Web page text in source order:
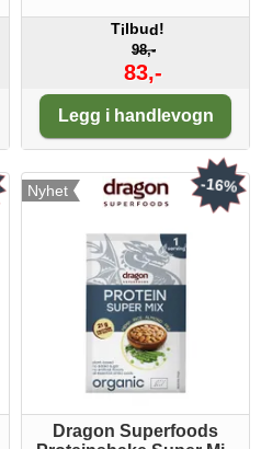
Tilbud!
98,-
83,-
Legg i handlevogn
Nyhet
Dragon Superfoods
-16%